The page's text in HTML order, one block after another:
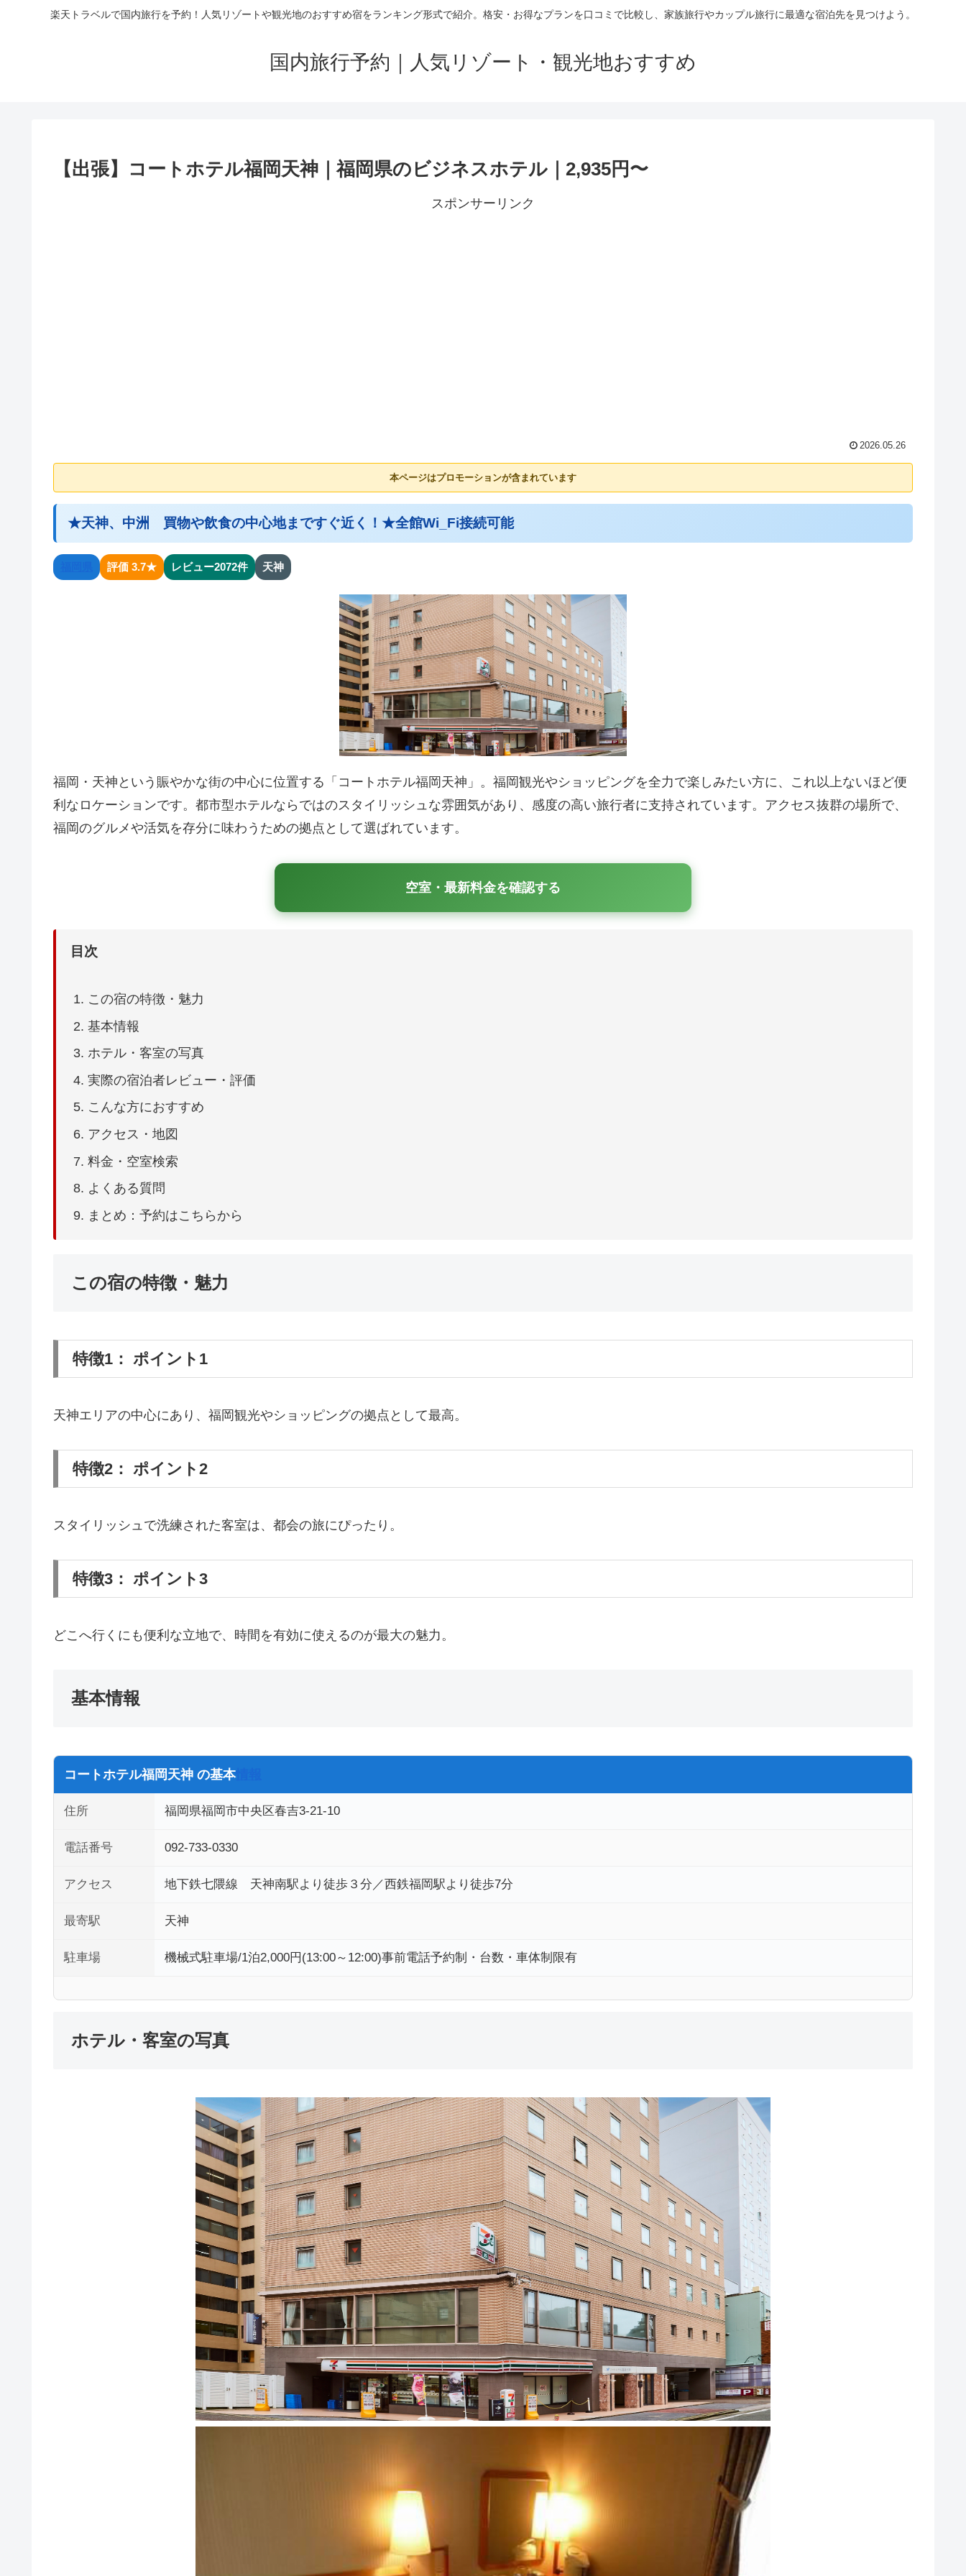
楽天トラベルで国内旅行を予約！人気リゾートや観光地のおすすめ宿をランキング形式で紹介。格安・お得なプランを口コミで比較し、家族旅行やカップル旅行に最適な宿泊先を見つけよう。
国内旅行予約｜人気リゾート・観光地おすすめ
【出張】コートホテル福岡天神｜福岡県のビジネスホテル｜2,935円〜
スポンサーリンク
2026.05.26
本ページはプロモーションが含まれています
★天神、中洲 買物や飲食の中心地まですぐ近く！★全館Wi_Fi接続可能
評価 3.7★ レビュー2072件 天神
福岡・天神という賑やかな街の中心に位置する「コートホテル福岡天神」。福岡観光やショッピングを全力で楽しみたい方に、これ以上ないほど便
利なロケーションです。都市型ホテルならではのスタイリッシュな雰囲気があり、感度の高い旅行者に支持されています。アクセス抜群の場所で、
福岡のグルメや活気を存分に味わうための拠点として選ばれています。
空室・最新料金を確認する
目次
この宿の特徴・魅力
基本情報
ホテル・客室の写真
実際の宿泊者レビュー・評価
こんな方におすすめ
アクセス・地図
料金・空室検索
よくある質問
まとめ：予約はこちらから
この宿の特徴・魅力
特徴1： ポイント1
天神エリアの中心にあり、福岡観光やショッピングの拠点として最高。
特徴2： ポイント2
スタイリッシュで洗練された客室は、都会の旅にぴったり。
特徴3： ポイント3
どこへ行くにも便利な立地で、時間を有効に使えるのが最大の魅力。
基本情報
コートホテル福岡天神 の基本情報
住所 福岡県福岡市中央区春吉3-21-10
電話番号 092-733-0330
アクセス 地下鉄七隈線 天神南駅より徒歩３分／西鉄福岡駅より徒歩7分
最寄駅 天神
駐車場 機械式駐車場/1泊2,000円(13:00～12:00)事前電話予約制・台数・車体制限有
ホテル・客室の写真